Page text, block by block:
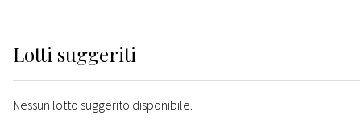
Lotti suggeriti
Nessun lotto suggerito disponibile.